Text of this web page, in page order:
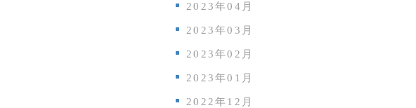
2023年04月
2023年03月
2023年02月
2023年01月
2022年12月